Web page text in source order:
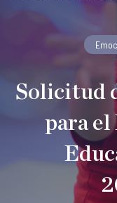
Solicitud
para